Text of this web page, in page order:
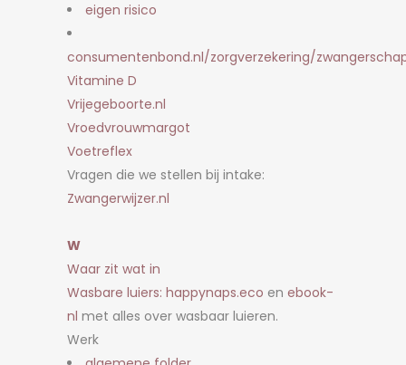
eigen risico
consumentenbond.nl/zorgverzekering/
Vitamine D
Vrijegeboorte.nl
Vroedvrouwmargot
Voetreflex
Vragen die we stellen bij intake:
Zwangerwijzer.nl
W
Waar zit wat in
Wasbare luiers: happynaps.eco en ebook-
nl met alles over wasbaar luieren.
Werk